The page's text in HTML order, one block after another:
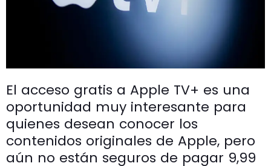
El acceso gratis a Apple TV+ es una
oportunidad muy interesante para
quienes desean conocer los
contenidos originales de Apple, pero
aún no están seguros de pagar 9,99